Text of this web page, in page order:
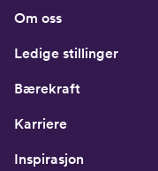
Om oss
Ledige stillinger
Bærekraft
Karriere
Inspirasjon